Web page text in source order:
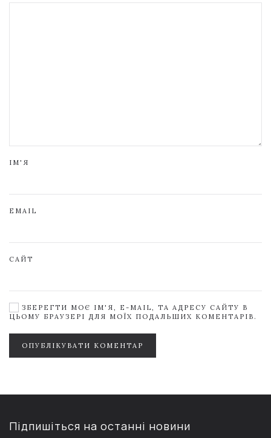
ІМ'Я
EMAIL
САЙТ
ЗБЕРЕГТИ МОЄ ІМ'Я, E-MAIL, ТА АДРЕСУ САЙТУ В
ЦЬОМУ БРАУЗЕРІ ДЛЯ МОЇХ ПОДАЛЬШИХ КОМЕНТАРІВ.
ОПУБЛІКУВАТИ КОМЕНТАР
Підпишіться на останні новини